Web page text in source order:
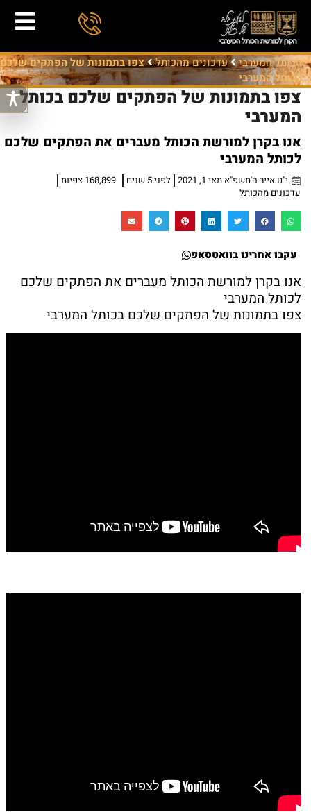
הכותל המערבי עדכונים מהכותל
צפו בתמונות של הפתקים שלכם
בכותל המערבי
צפו בתמונות של הפתקים שלכם בכותל
המערבי
אנו בקרן למורשת הכותל מעברים את הפתקים שלכם
לכותל המערבי
י"ט אייר ה'תשפ"א מאי 1, 2021 לפני 5 שנים
168,899 צפיות
עדכונים מהכותל
עקבו אחרינו בוואטסאפ
אנו בקרן למורשת הכותל מעברים את הפתקים שלכם
לכותל המערבי
צפו בתמונות של הפתקים שלכם בכותל המערבי